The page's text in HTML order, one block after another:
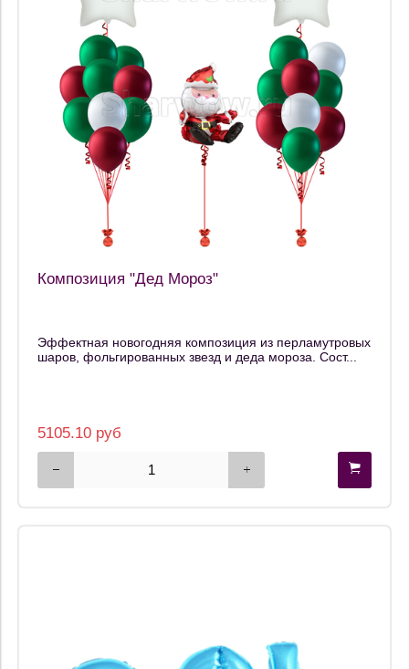
Композиция "Дед Мороз"
Эффектная новогодняя композиция из перламутровых
шаров, фольгированных звезд и деда мороза. Сост...
5105.10 руб